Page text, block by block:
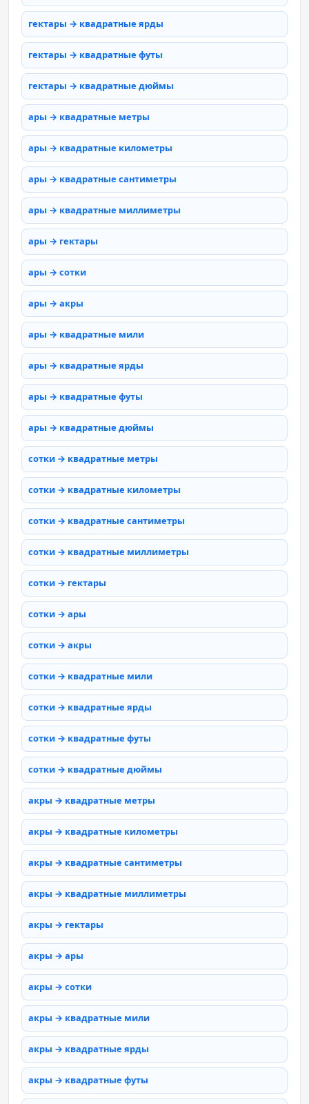
гектары → квадратные ярды
гектары → квадратные футы
гектары → квадратные дюймы
ары → квадратные метры
ары → квадратные километры
ары → квадратные сантиметры
ары → квадратные миллиметры
ары → гектары
ары → сотки
ары → акры
ары → квадратные мили
ары → квадратные ярды
ары → квадратные футы
ары → квадратные дюймы
сотки → квадратные метры
сотки → квадратные километры
сотки → квадратные сантиметры
сотки → квадратные миллиметры
сотки → гектары
сотки → ары
сотки → акры
сотки → квадратные мили
сотки → квадратные ярды
сотки → квадратные футы
сотки → квадратные дюймы
акры → квадратные метры
акры → квадратные километры
акры → квадратные сантиметры
акры → квадратные миллиметры
акры → гектары
акры → ары
акры → сотки
акры → квадратные мили
акры → квадратные ярды
акры → квадратные футы